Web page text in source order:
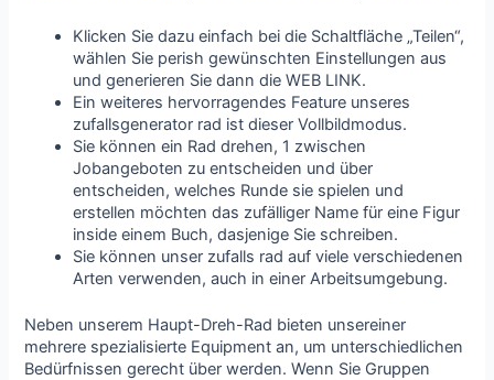
Klicken Sie dazu einfach bei die Schaltfläche „Teilen“,
wählen Sie perish gewünschten Einstellungen aus
und generieren Sie dann die WEB LINK.
Ein weiteres hervorragendes Feature unseres
zufallsgenerator rad ist dieser Vollbildmodus.
Sie können ein Rad drehen, 1 zwischen
Jobangeboten zu entscheiden und über
entscheiden, welches Runde sie spielen und
erstellen möchten das zufälliger Name für eine Figur
inside einem Buch, dasjenige Sie schreiben.
Sie können unser zufalls rad auf viele verschiedenen
Arten verwenden, auch in einer Arbeitsumgebung.
Neben unserem Haupt-Dreh-Rad bieten unsereiner
mehrere spezialisierte Equipment an, um unterschiedlichen
Bedürfnissen gerecht über werden. Wenn Sie Gruppen